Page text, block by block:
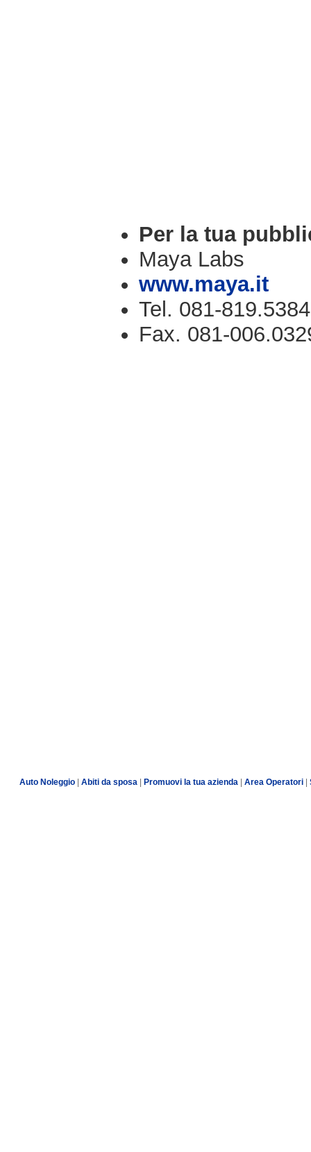
Per la tua
Maya Labs
www.maya.it
Tel. 081-819.5384
Fax. 081-
Auto Noleggio Abiti da sposa Promuovi la tua azienda Area Operatori